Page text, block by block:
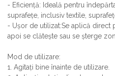
- Eficiență: Ideală pentru
suprafețe, inclusiv textile,
- Ușor de utilizat:Se aplică direct
apoi se clătește sau se șterge
Mod de utilizare:
1. Agitați bine înainte de utilizare.